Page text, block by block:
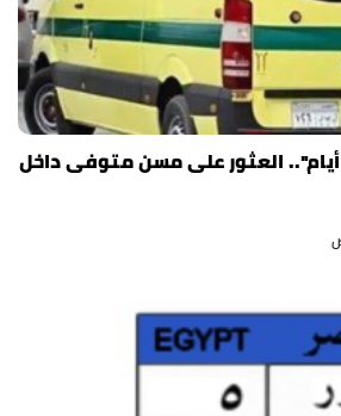
"ريحته ظهرت بعد 4 أيام".. العثور على مسن متوفى داخل